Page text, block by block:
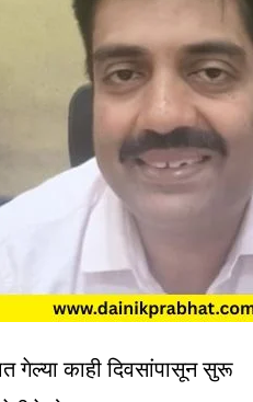
गेल्या काही दिवसांपासून सुरू